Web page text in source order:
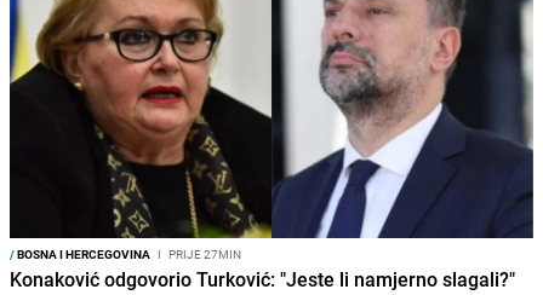
/BOSNA I HERCEGOVINA I PRIJE 27MIN
Konaković odgovorio Turković: "Jeste li namjerno slagali?"